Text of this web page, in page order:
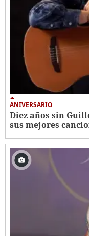
ANIVERSARIO
Diez años sin
sus mejores